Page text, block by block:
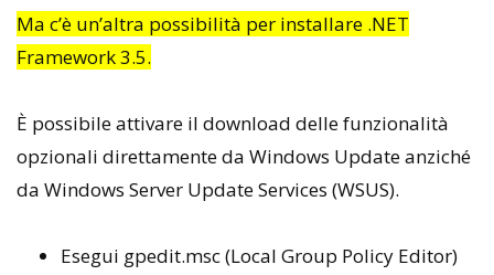
Ma c’è un’altra possibilità per installare .NET
Framework 3.5.
È possibile attivare il download delle funzionalità
opzionali direttamente da Windows Update anziché
da Windows Server Update Services (WSUS).
Esegui gpedit.msc (Local Group Policy Editor)